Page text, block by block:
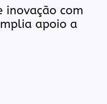
inovação com
apoio a